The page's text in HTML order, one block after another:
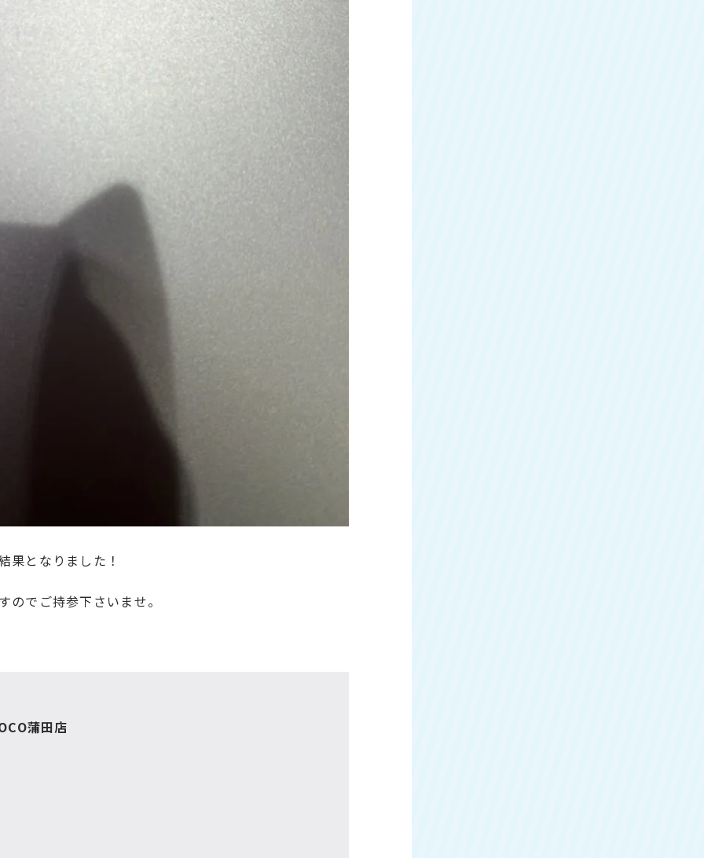
果となりました！
でご持参下さいませ。
蒲田店